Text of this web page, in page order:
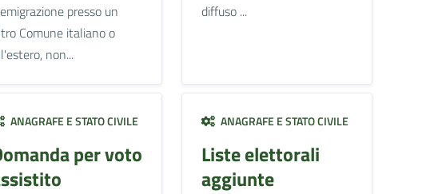
presso un
Comune italiano o
non...
diffuso ...
ANAGRAFE E STATO CIVILE
per voto
ANAGRAFE E STATO CIVILE
Liste elettorali
aggiunte